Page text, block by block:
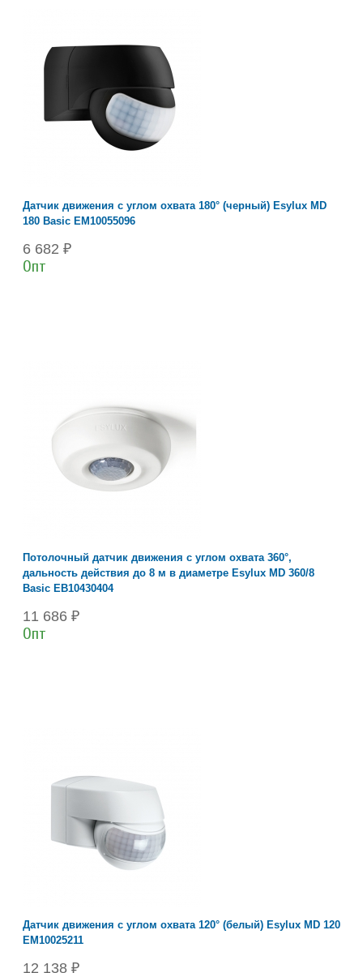
Датчик движения с углом охвата 180° (черный) Esylux MD
180 Basic EM10055096
6 682 ₽
Опт
Потолочный датчик движения с углом охвата 360°,
дальность действия до 8 м в диаметре Esylux MD 360/8
Basic EB10430404
11 686 ₽
Опт
Датчик движения с углом охвата 120° (белый) Esylux MD 120
EM10025211
12 138 ₽